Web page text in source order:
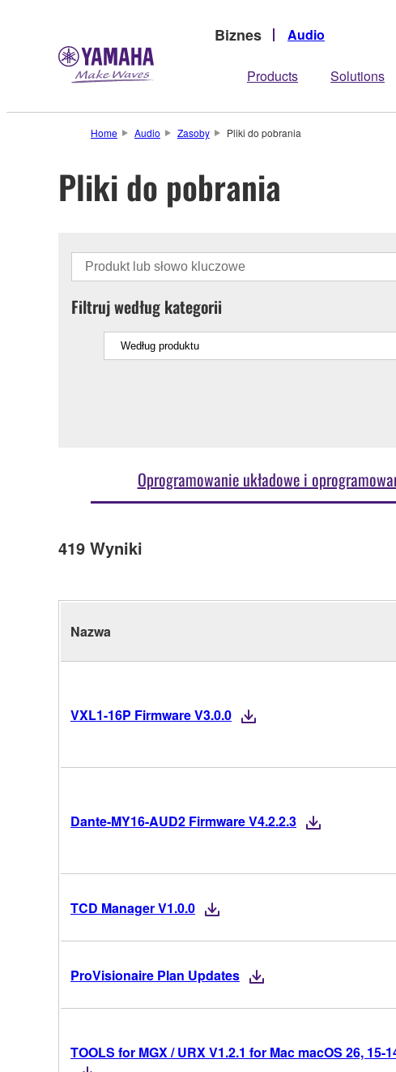
Biznes Audio
Products Solutions
Home Audio Zasoby Pliki do pobrania
Pliki do pobrania
Filtruj według kategorii
Oprogramowanie układowe i
419 Wyniki
Nazwa
VXL1-16P Firmware V3.0.0
Dante-MY16-AUD2 Firmware V4.2.2.3
TCD Manager V1.0.0
ProVisionaire Plan Updates
TOOLS for MGX / URX V1.2.1 for Mac macOS 26,